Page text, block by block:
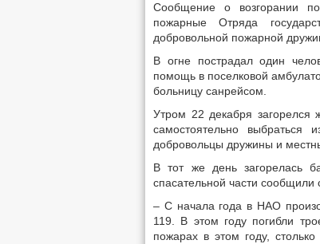
Сообщение о возгорании
пожарные Отряда
добровольной пожарной
В огне пострадал один
помощь в поселковой
больницу санрейсом.
Утром 22 декабря
самостоятельно
добровольцы дружины и
В тот же день загорелась
спасательной части сообщили
– С начала года в НАО
119. В этом году погибли
пожарах в этом году,